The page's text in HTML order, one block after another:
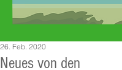
Neues von den
26. Feb. 2020